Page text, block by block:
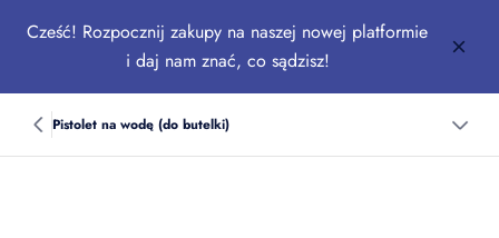
Cześć! Rozpocznij zakupy na naszej nowej platformie
i daj nam znać, co sądzisz!
Pistolet na wodę (do butelki)